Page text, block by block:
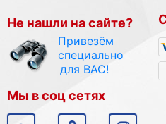
Не нашли на сайте?
Привезём
специально
для ВАС!
Мы в соц сетях